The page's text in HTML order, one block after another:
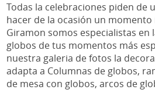
Todas la celebraciones piden de
hacer de la ocasión un momento
Giramon somos especialistas en
globos de tus momentos más
nuestra galeria de fotos la
adapta a Columnas de globos,
de mesa con globos, arcos de